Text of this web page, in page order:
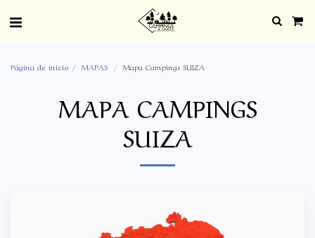
Página de inicio MAPAS Mapa Campings SUIZA
MAPA CAMPINGS
SUIZA